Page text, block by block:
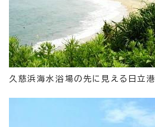
久慈浜海水浴場の先に見える日立港